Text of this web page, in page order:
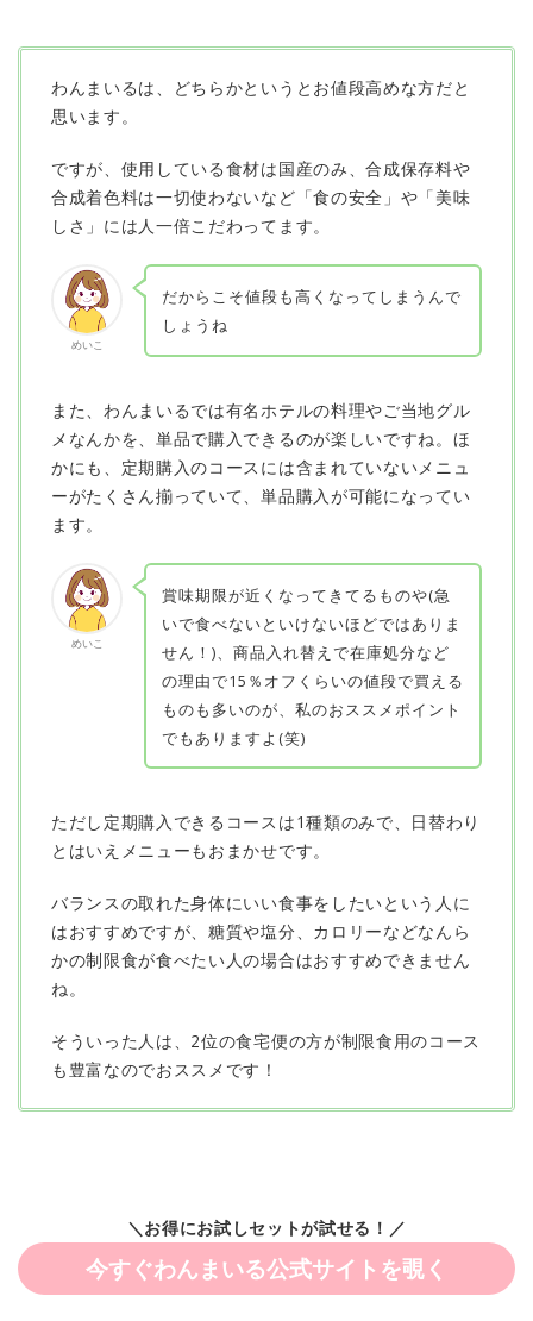
わんまいるは、どちらかというとお値段高めな方だと
思います。
ですが、 使用している食材は国産のみ、合成保存料や
合成着色料は一切使わないなど「食の安全」や「美味
しさ」には人一倍こだわってます。
めいこ
だからこそ値段も高くなってしまうんで
しょうね
また、わんまいるでは有名ホテルの料理やご当地グル
メなんかを、単品で購入できるのが楽しいですね。ほ
かにも、定期購入のコースには含まれていないメニュ
ーがたくさん揃っていて、単品購入が可能になってい
ます。
めいこ
賞味期限が近くなってきてるものや(急
いで食べないといけないほどではありま
せん！)、商品入れ替えで在庫処分など
の理由で15％オフくらいの値段で買える
ものも多いのが、私のおススメポイント
でもありますよ(笑)
ただし定期購入できるコースは1種類のみで、日替わり
とはいえメニューもおまかせです。
バランスの取れた身体にいい食事をしたいという人に
はおすすめですが、糖質や塩分、カロリーなどなんら
かの制限食が食べたい人の場合はおすすめできません
ね。
そういった人は、2位の食宅便の方が制限食用のコース
も豊富なのでおススメです！
＼お得にお試しセットが試せる！／
今すぐわんまいる公式サイトを覗く